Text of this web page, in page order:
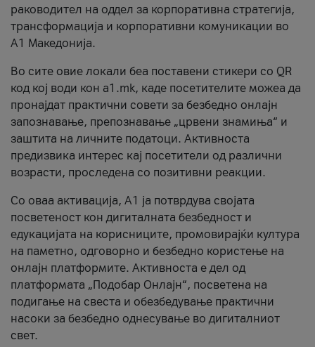
раководител на оддел за корпоративна стратегија,
трансформација и корпоративни комуникации во
А1 Македонија.
Во сите овие локали беа поставени стикери со QR
код кој води кон a1.mk, каде посетителите можеа да
пронајдат практични совети за безбедно онлајн
запознавање, препознавање „црвени знамиња“ и
заштита на личните податоци. Активноста
предизвика интерес кај посетители од различни
возрасти, проследена со позитивни реакции.
Со оваа активација, А1 ја потврдува својата
посветеност кон дигиталната безбедност и
едукацијата на корисниците, промовирајќи култура
на паметно, одговорно и безбедно користење на
онлајн платформите. Активноста е дел од
платформата „Подобар Онлајн“, посветена на
подигање на свеста и обезбедување практични
насоки за безбедно однесување во дигиталниот
свет.